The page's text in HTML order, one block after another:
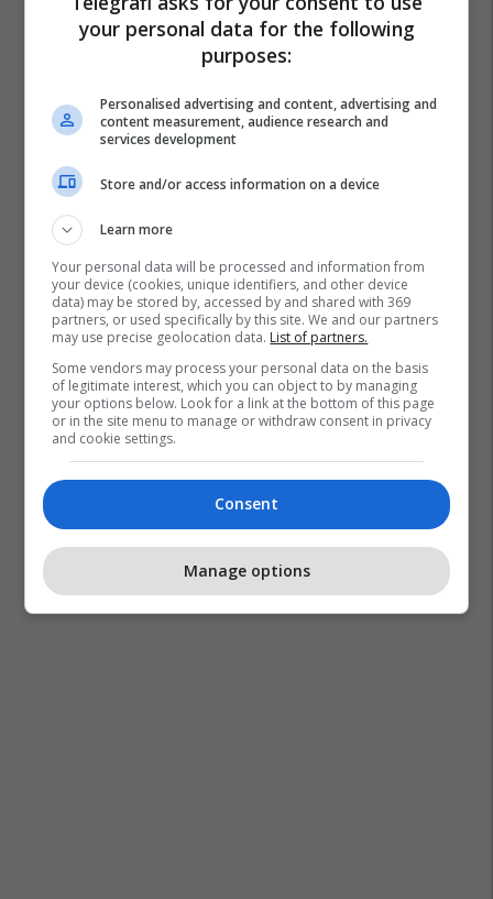
your personal data for the following
purposes:
Personalised advertising and content, advertising and
content measurement, audience research and
services development
Store and/or access information on a device
Learn more
Your personal data will be processed and information from
your device (cookies, unique identifiers, and other device
data) may be stored by, accessed by and shared with 369
partners, or used specifically by this site. We and our partners
may use precise geolocation data. List of partners.
Some vendors may process your personal data on the basis
of legitimate interest, which you can object to by managing
your options below. Look for a link at the bottom of this page
or in the site menu to manage or withdraw consent in privacy
and cookie settings.
Consent
Manage options